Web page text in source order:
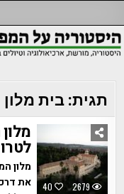
to
content
תגית:בית מלון
40 2679
מלון
את